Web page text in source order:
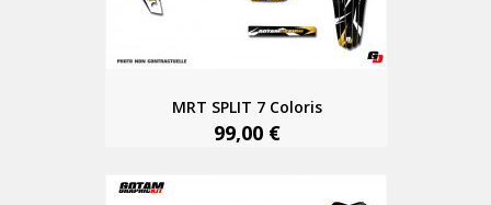
MRT SPLIT 7 Coloris
99,00 €